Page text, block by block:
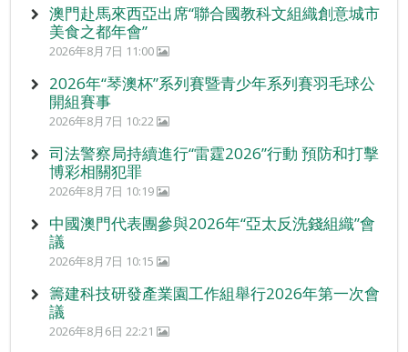
澳門赴馬來西亞出席“聯合國教科文組織創意城市
美食之都年會”
2026年8月7日 11:00
2026年“琴澳杯”系列賽暨青少年系列賽羽毛球公
開組賽事
2026年8月7日 10:22
司法警察局持續進行“雷霆2026”行動 預防和打擊
博彩相關犯罪
2026年8月7日 10:19
中國澳門代表團參與2026年“亞太反洗錢組織”會
議
2026年8月7日 10:15
籌建科技研發產業園工作組舉行2026年第一次會
議
2026年8月6日 22:21